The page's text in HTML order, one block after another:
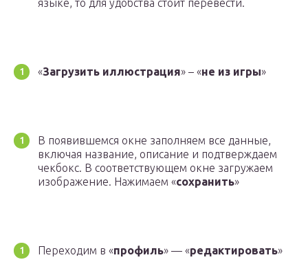
языке, то для удобства стоит перевести.
«Загрузить иллюстрация» – «не из игры»
В появившемся окне заполняем все данные,
включая название, описание и подтверждаем
чекбокс. В соответствующем окне загружаем
изображение. Нажимаем «сохранить»
Переходим в «профиль» — «редактировать»